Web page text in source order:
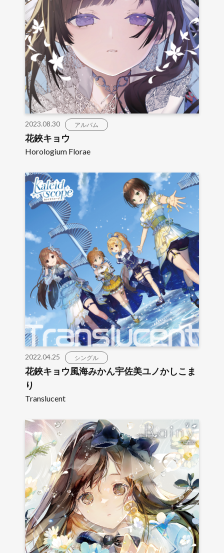
2023.08.30 アルバム
花鋏キョウ
Horologium Florae
2022.04.25 シングル
花鋏キョウ風海みかん宇佐美ユノかしこま
り
Translucent